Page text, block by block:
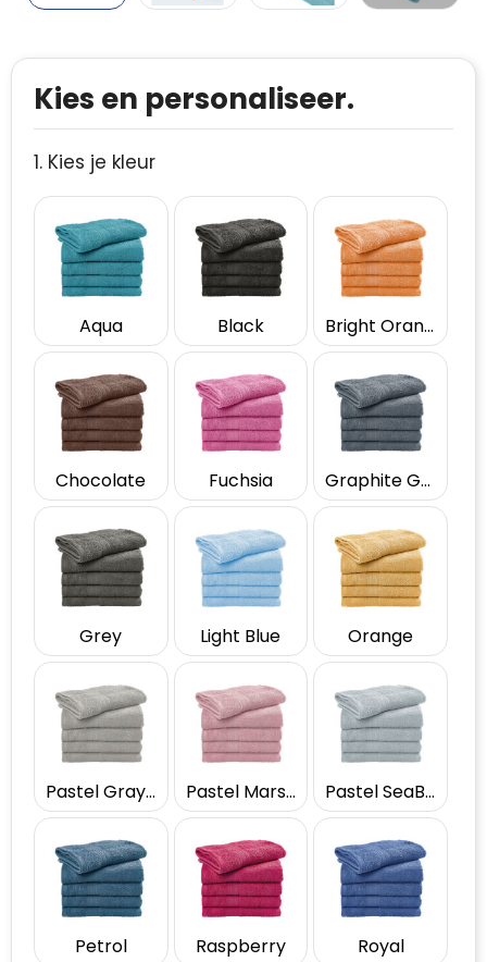
Kies en personaliseer.
1. Kies je kleur
Aqua Black Bright Orange
Chocolate Fuchsia Graphite Grey
Grey Light Blue Orange
Pastel Gray Green Pastel Marshmallow Pastel SeaBlue
Petrol Raspberry Royal